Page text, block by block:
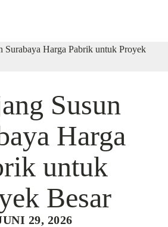
Surabaya Harga Pabrik untuk Proyek
Susun
Harga
untuk
Besar
29, 2026